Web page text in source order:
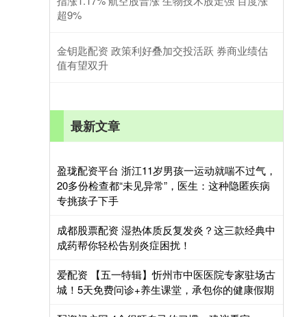
超9%
金钥匙配资 政策利好叠加交投活跃 券商业绩估
值有望双升
最新文章
盈珑配资平台 浙江11岁男孩一运动就喘不过气，
20多份检查都“未见异常”，医生：这种隐匿疾病
专挑孩子下手
成都股票配资 湿热体质反复发炎？这三款经典中
成药帮你轻松告别炎症困扰！
爱配资 【五一特辑】忻州市中医医院专家驻场古
城！5天免费问诊+养生课堂，承包你的健康假期